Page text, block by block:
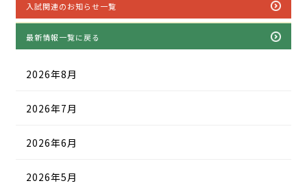
入試関連のお知らせ一覧
最新情報一覧に戻る
2026年8月
2026年7月
2026年6月
2026年5月